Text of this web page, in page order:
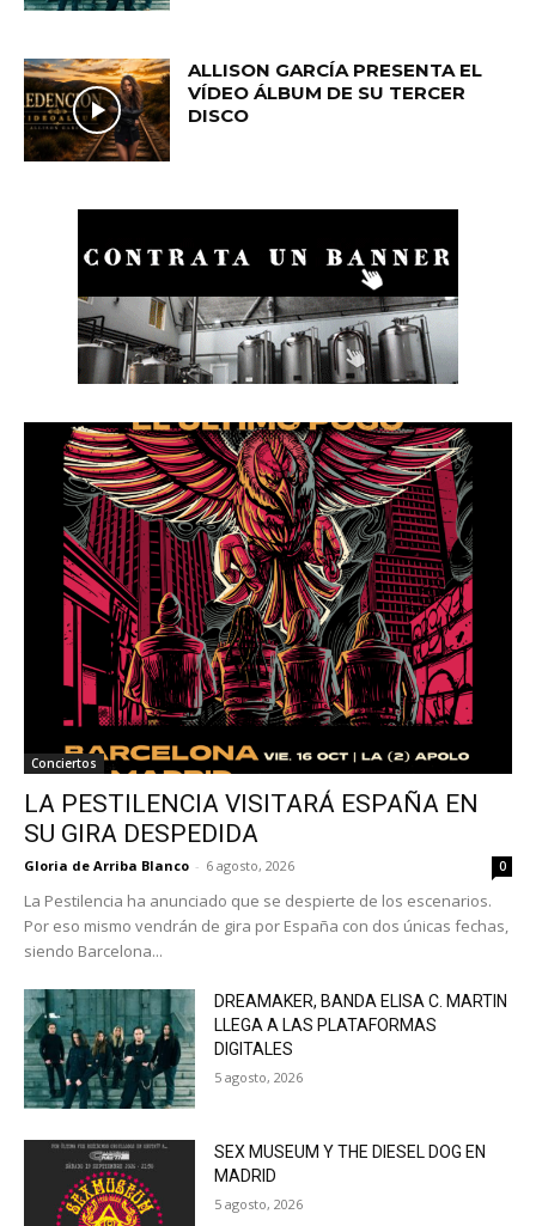
ALLISON GARCÍA PRESENTA EL
VÍDEO ÁLBUM DE SU TERCER
DISCO
Conciertos
LA PESTILENCIA VISITARÁ ESPAÑA EN
SU GIRA DESPEDIDA
Gloria de Arriba Blanco - 6 agosto, 2026 0
La Pestilencia ha anunciado que se despierte de los escenarios.
Por eso mismo vendrán de gira por España con dos únicas fechas,
siendo Barcelona...
DREAMAKER, BANDA ELISA C. MARTIN
LLEGA A LAS PLATAFORMAS
DIGITALES
5 agosto, 2026
SEX MUSEUM Y THE DIESEL DOG EN
MADRID
5 agosto, 2026